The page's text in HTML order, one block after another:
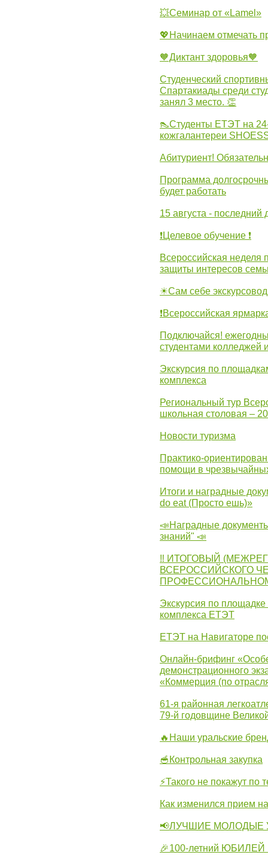
💥Семинар от «Lamel»
💖Начинаем отмечать
🧡Диктант здоровья🧡
Студенческий
Спартакиады среди
занял 3 место. 👏
👠Студенты ЕТЭТ на
кожгалантереи
Абитуриент!
Программа
будет работать
15 августа - последний
❗Целевое обучение ❗
Всероссийская
защиты интересов
☀Сам себе экскурсовод
❗Всероссийская
Подключайся!
студентами колледжей
Экскурсия по
комплекса
Региональный тур
школьная столовая –
Новости туризма
Практико-
помощи в
Итоги и наградные
do eat (Просто ешь)»
📣Наградные
знаний" 📣
‼ ИТОГОВЫЙ
ВСЕРОССИЙСКОГО
Экскурсия по
комплекса ЕТЭТ
ЕТЭТ на Навигаторе
Онлайн-брифинг
демонстрационного
«Коммерция (по
61-я районная
79-й годовщине
🔥Наши уральские
🥣Контрольная закупка
⚡Такого не покажут по
Как изменился прием
📢ЛУЧШИЕ МОЛОДЫЕ
🎉100-летний ЮБИЛЕЙ